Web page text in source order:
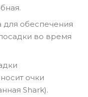
для обеспечения
во время
очки
Shark).